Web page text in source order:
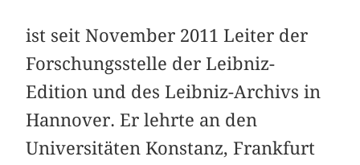
ist seit November 2011 Leiter der
Forschungsstelle der Leibniz-
Edition und des Leibniz-Archivs in
Hannover. Er lehrte an den
Universitäten Konstanz, Frankfurt